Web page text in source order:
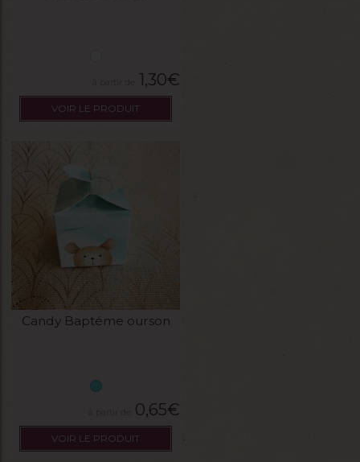
1,30€
VOIR LE PRODUIT
Candy Baptéme ourson
0,65€
VOIR LE PRODUIT